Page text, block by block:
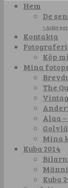
Hem
De
+ Arkiv
Kontakta
Köp
Mina
The
Alaa
Mina
Kuba 2014
Kuba